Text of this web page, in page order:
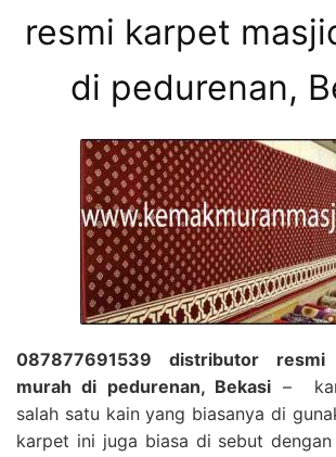
resmi karpet
di pedurenan,
087877691539 distributor
murah di pedurenan, Bekasi –
salah satu kain yang biasanya di
karpet ini juga biasa di sebut